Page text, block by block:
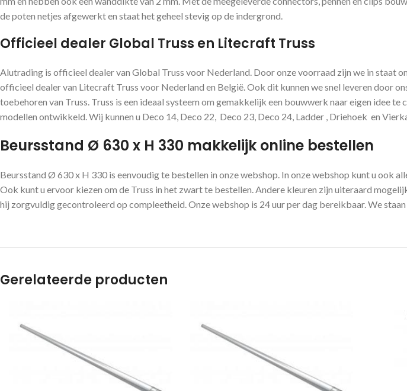
de poten netjes afgewerkt en staat het geheel stevig op de indergrond.
Officieel dealer Global Truss en Litecraft Truss
Alutrading is officieel dealer van Global Truss voor Nederland. Door onze voorraad zijn we in staat
officieel dealer van Litecraft Truss voor Nederland en België. Ook dit kunnen we snel leveren door
toebehoren van Truss. Truss is een ideaal systeem om gemakkelijk een bouwwerk naar eigen idee
modellen ontwikkeld. Wij kunnen u Deco 14, Deco 22, Deco 23, Deco 24, Ladder , Driehoek en
Beursstand Ø 630 x H 330 makkelijk online bestellen
Beursstand Ø 630 x H 330 is eenvoudig te bestellen in onze webshop. In onze webshop kunt u ook
Ook kunt u ervoor kiezen om de Truss in het zwart te bestellen. Andere kleuren zijn uiteraard
hij zorgvuldig gecontroleerd op compleetheid. Onze webshop is 24 uur per dag bereikbaar. We
Gerelateerde producten